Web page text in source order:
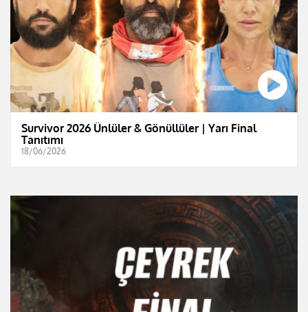
Survivor 2026 Ünlüler & Gönüllüler | Yarı Final
Tanıtımı
18/06/2026